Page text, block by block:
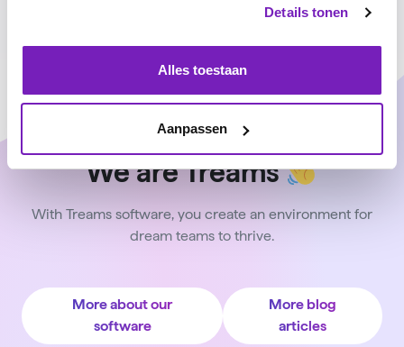
Details tonen
Alles toestaan
Aanpassen
We are Treams
With Treams software, you create an environment for
dream teams to thrive.
More about our
software
More blog
articles